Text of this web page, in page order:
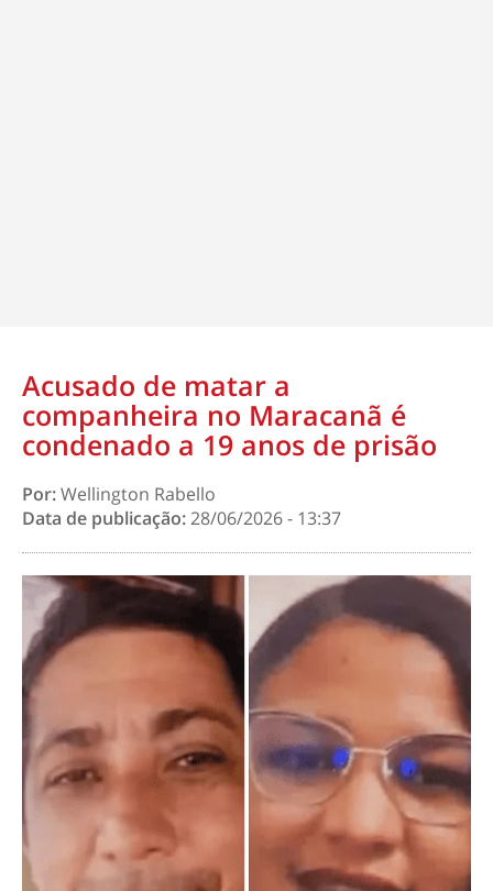
Acusado de matar a
companheira no Maracanã é
condenado a 19 anos de prisão
Por:Wellington Rabello
Data de publicação:28/06/2026 - 13:37